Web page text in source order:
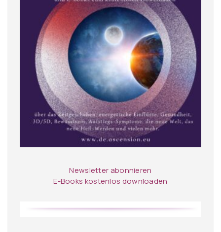
Newsletter abonnieren
E-Books kostenlos downloaden